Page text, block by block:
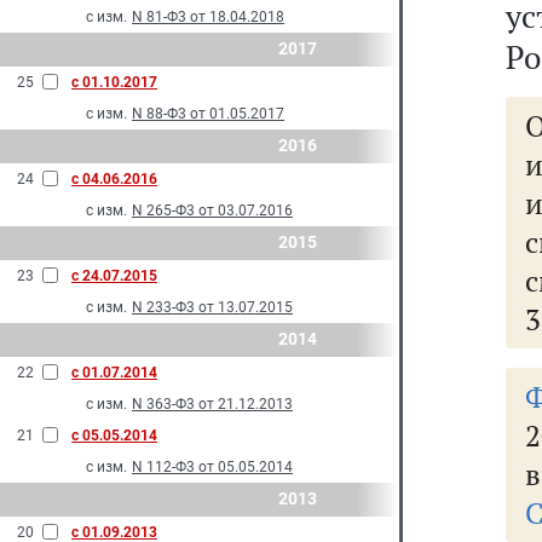
с изм. N 81-Ф3 от 18.04.2018
2017
25
с 01.10.2017
с изм. N 88-Ф3 от 01.05.2017
2016
24
с 04.06.2016
с изм. N 265-Ф3 от 03.07.2016
2015
23
с 24.07.2015
с изм. N 233-Ф3 от 13.07.2015
2014
22
с 01.07.2014
с изм. N 363-Ф3 от 21.12.2013
21
с 05.05.2014
с изм. N 112-Ф3 от 05.05.2014
2013
20 с 01.09.2013